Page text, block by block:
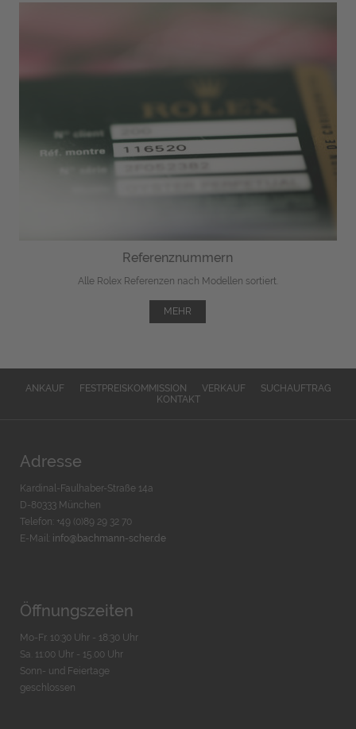
Referenznummern
Alle Rolex Referenzen nach Modellen sortiert.
MEHR
ANKAUF FESTPREISKOMMISSION VERKAUF
SUCHAUFTRAG
KONTAKT
Adresse
Kardinal-Faulhaber-Straße 14a
D-80333 München
Telefon: +49 (0)89 29 32 70
E-Mail: info@bachmann-scher.de
Öffnungszeiten
Mo-Fr. 10:30 Uhr - 18:30 Uhr
Sa. 11:00 Uhr - 15.00 Uhr
Sonn- und Feiertage
geschlossen